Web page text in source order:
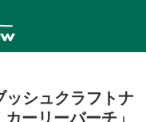
シュクラフトナ
ーリーバーチ」